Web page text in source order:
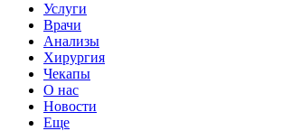
Услуги
Врачи
Анализы
Хирургия
Чекапы
О нас
Новости
Еще